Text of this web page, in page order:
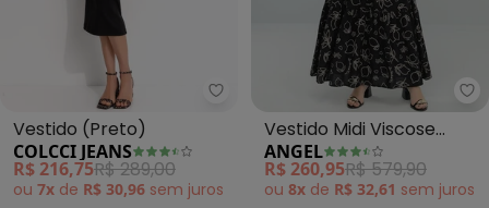
Colcci Jeans - Vestido (Preto)
Vestido (Preto)
COLCCI JEANS
R$ 216,75R$ 289,00
ou 7x de R$ 30,96 sem juros
Vestido Midi Viscose
Estampada (Preto)
ANGEL
R$ 260,95R$ 579,90
ou 8x de R$ 32,61 sem juros